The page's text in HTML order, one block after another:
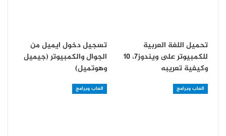
تحميل اللغة العربية
للكمبيوتر على ويندوز7، 10
وكيفية تعريبه
تسجيل دخول ايميل من
الجوال والكمبيوتر (جيميل
وهوتميل)
العاب وبرامج العاب وبرامج